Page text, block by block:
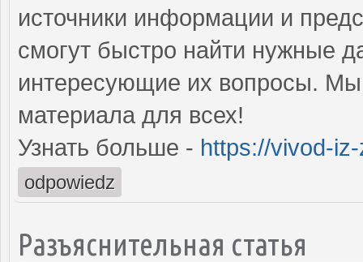
источники информации и
смогут быстро найти нужные
интересующие их вопросы. Мы
материала для всех!
Узнать больше - https://vivod-
odpowiedz
Разъяснительная статья